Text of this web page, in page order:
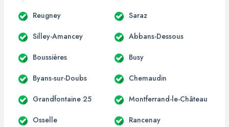
Reugney Saraz
Silley-Amancey Abbans-Dessous
Boussières Busy
Byans-sur-Doubs Chemaudin
Grandfontaine 25 Montferrand-le-Château
Osselle Rancenay